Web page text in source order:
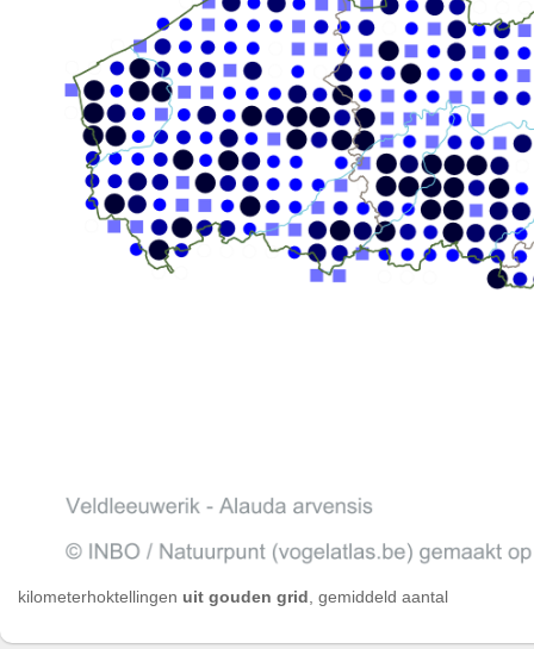
kilometerhoktellingen uit gouden grid , gemiddeld aantal